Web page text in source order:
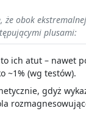
że obok
plusami:
to ich atut – nawet
~1% (wg testów).
gdyż